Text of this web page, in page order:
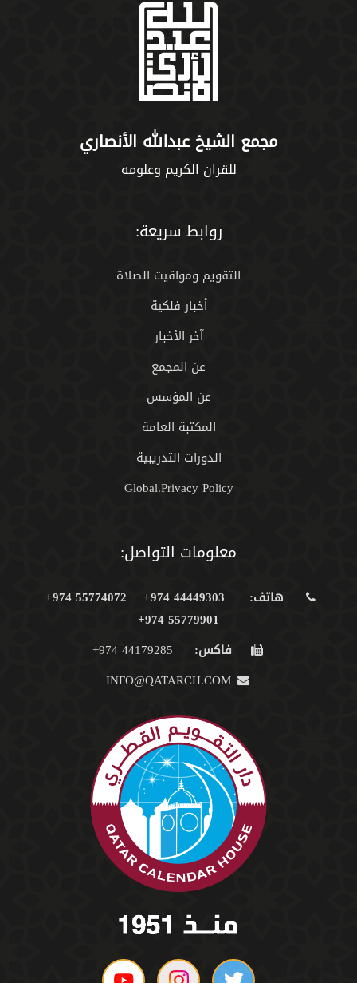
مجمع الشيخ عبدالله الأنصاري
للقران الكريم وعلومه
روابط سريعة:
التقويم ومواقيت الصلاة
أخبار فلكية
آخر الأخبار
عن المجمع
عن المؤسس
المكتبة العامة
الدورات التدريبية
Global.Privacy Policy
معلومات التواصل:
هاتف: 44449303 974+
55774072 974+
55779901 974+
فاكس: